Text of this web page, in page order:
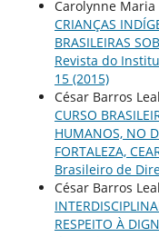
Carolynne Maria
CRIANÇAS
BRASILEIRAS
Revista do
15 (2015)
César Barros
CURSO
HUMANOS, NO
FORTALEZA,
Brasileiro de
César Barros
RESPEITO À